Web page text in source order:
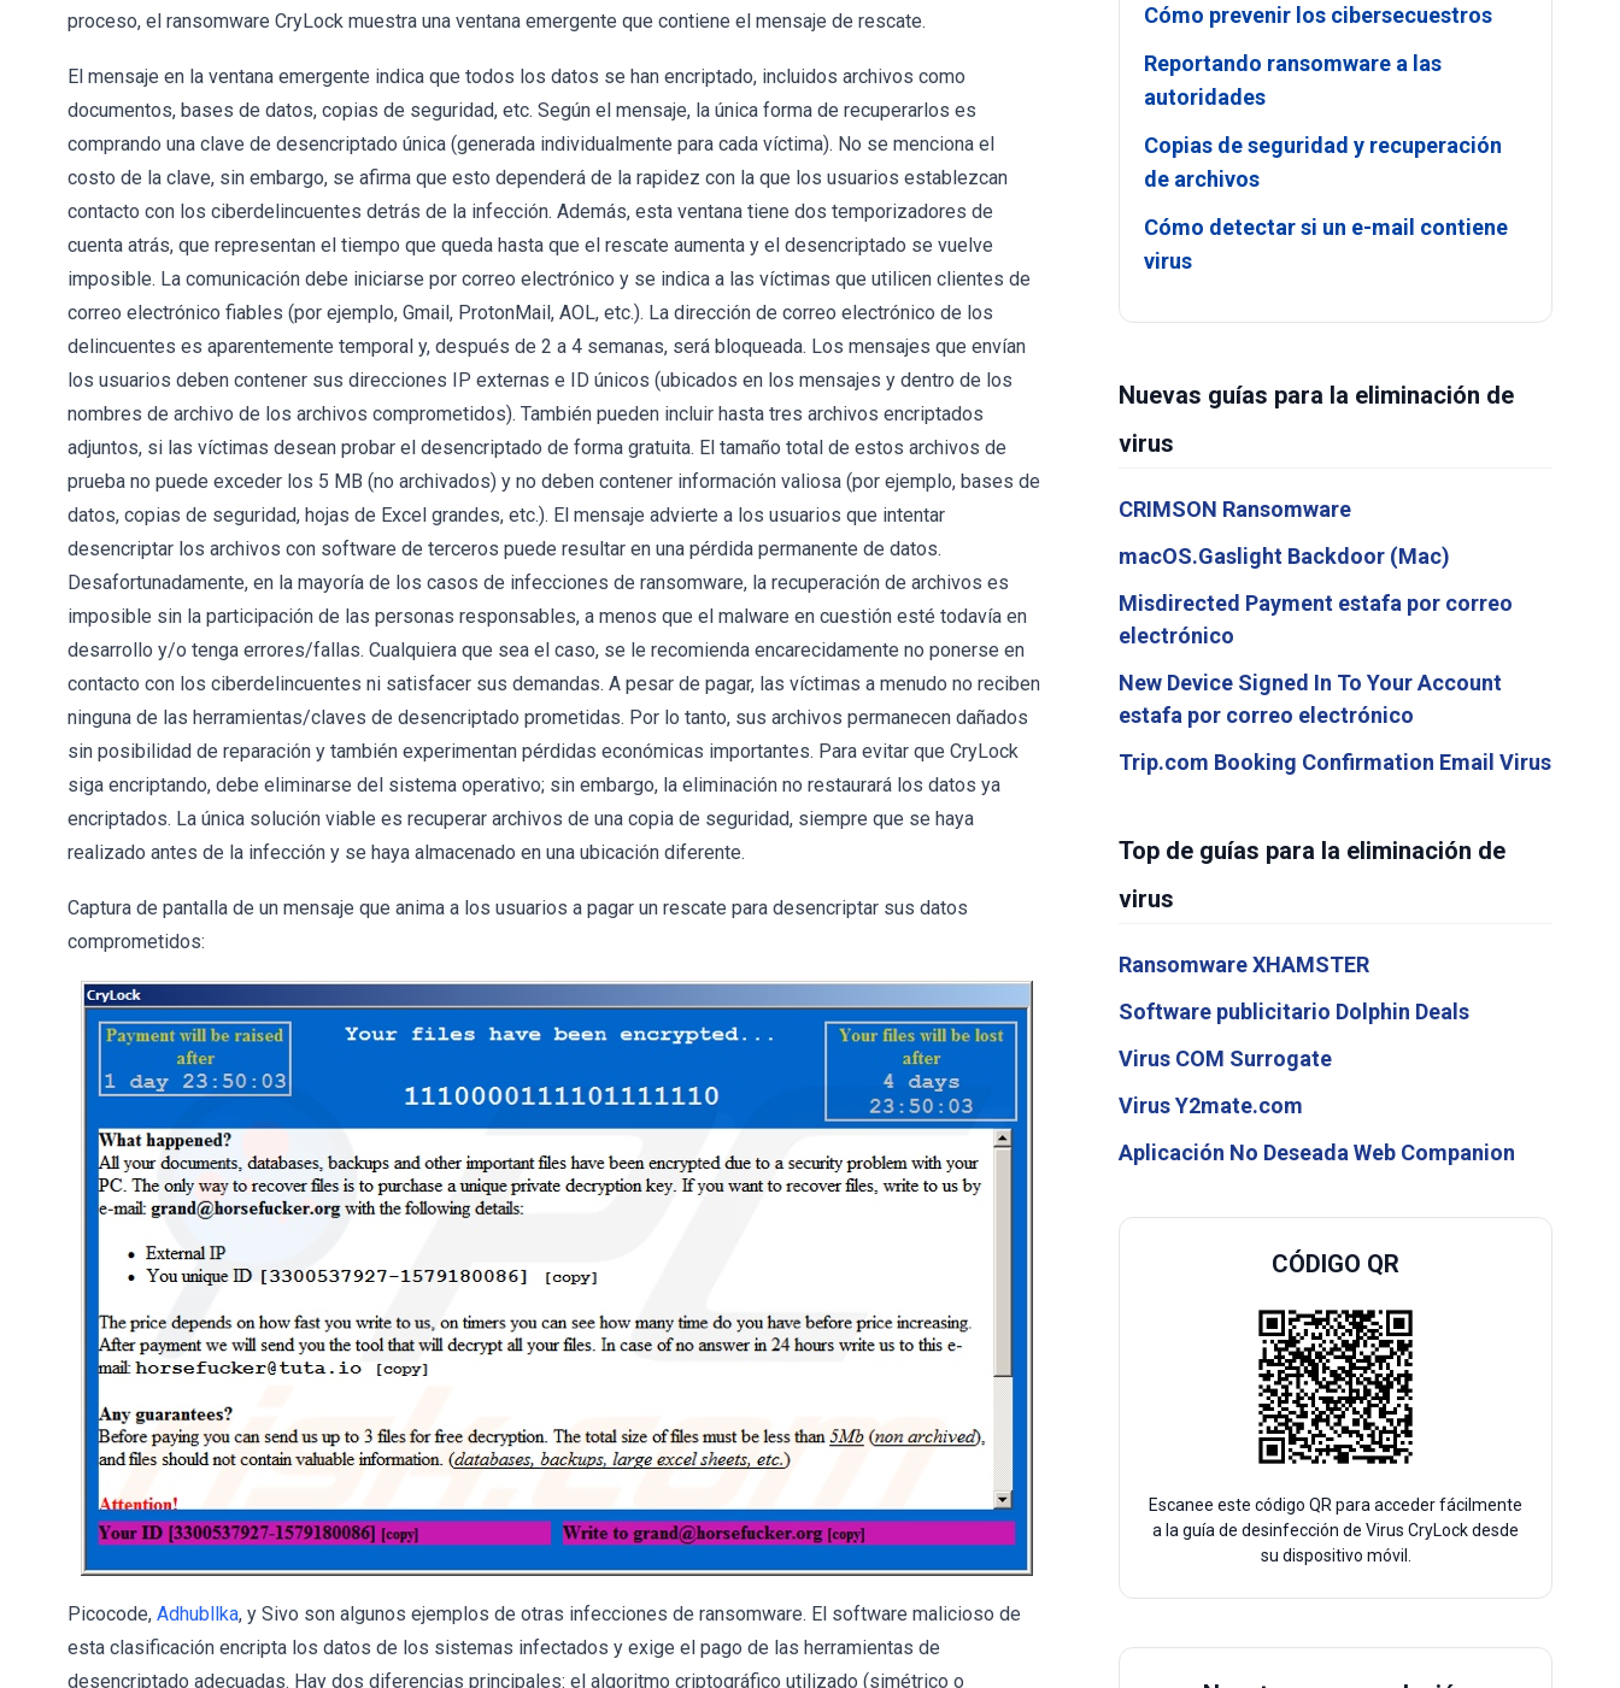
proceso, el ransomware CryLock muestra una ventana emergente que contiene el mensaje de rescate.
El mensaje en la ventana emergente indica que todos los datos se han encriptado, incluidos archivos como
documentos, bases de datos, copias de seguridad, etc. Según el mensaje, la única forma de recuperarlos es
comprando una clave de desencriptado única (generada individualmente para cada víctima). No se menciona el
costo de la clave, sin embargo, se afirma que esto dependerá de la rapidez con la que los usuarios establezcan
contacto con los ciberdelincuentes detrás de la infección. Además, esta ventana tiene dos temporizadores de
cuenta atrás, que representan el tiempo que queda hasta que el rescate aumenta y el desencriptado se vuelve
imposible. La comunicación debe iniciarse por correo electrónico y se indica a las víctimas que utilicen clientes de
correo electrónico fiables (por ejemplo, Gmail, ProtonMail, AOL, etc.). La dirección de correo electrónico de los
delincuentes es aparentemente temporal y, después de 2 a 4 semanas, será bloqueada. Los mensajes que envían
los usuarios deben contener sus direcciones IP externas e ID únicos (ubicados en los mensajes y dentro de los
nombres de archivo de los archivos comprometidos). También pueden incluir hasta tres archivos encriptados
adjuntos, si las víctimas desean probar el desencriptado de forma gratuita. El tamaño total de estos archivos de
prueba no puede exceder los 5 MB (no archivados) y no deben contener información valiosa (por ejemplo, bases de
datos, copias de seguridad, hojas de Excel grandes, etc.). El mensaje advierte a los usuarios que intentar
desencriptar los archivos con software de terceros puede resultar en una pérdida permanente de datos.
Desafortunadamente, en la mayoría de los casos de infecciones de ransomware, la recuperación de archivos es
imposible sin la participación de las personas responsables, a menos que el malware en cuestión esté todavía en
desarrollo y/o tenga errores/fallas. Cualquiera que sea el caso, se le recomienda encarecidamente no ponerse en
contacto con los ciberdelincuentes ni satisfacer sus demandas. A pesar de pagar, las víctimas a menudo no reciben
ninguna de las herramientas/claves de desencriptado prometidas. Por lo tanto, sus archivos permanecen dañados
sin posibilidad de reparación y también experimentan pérdidas económicas importantes. Para evitar que CryLock
siga encriptando, debe eliminarse del sistema operativo; sin embargo, la eliminación no restaurará los datos ya
encriptados. La única solución viable es recuperar archivos de una copia de seguridad, siempre que se haya
realizado antes de la infección y se haya almacenado en una ubicación diferente.
Captura de pantalla de un mensaje que anima a los usuarios a pagar un rescate para desencriptar sus datos
comprometidos:
Picocode, Adhubllka, y Sivo son algunos ejemplos de otras infecciones de ransomware. El software malicioso de
esta clasificación encripta los datos de los sistemas infectados y exige el pago de las herramientas de
desencriptado adecuadas. Hay dos diferencias principales: el algoritmo criptográfico utilizado (simétrico o
Cómo prevenir los cibersecuestros
Reportando ransomware a las
autoridades
Copias de seguridad y recuperación
de archivos
Cómo detectar si un e-mail contiene
virus
Nuevas guías para la eliminación de
virus
CRIMSON Ransomware
macOS.Gaslight Backdoor (Mac)
Misdirected Payment estafa por correo
electrónico
New Device Signed In To Your Account
estafa por correo electrónico
Trip.com Booking Confirmation Email Virus
Top de guías para la eliminación de
virus
Ransomware XHAMSTER
Software publicitario Dolphin Deals
Virus COM Surrogate
Virus Y2mate.com
Aplicación No Deseada Web Companion
CÓDIGO QR
Escanee este código QR para acceder fácilmente
a la guía de desinfección de Virus CryLock desde
su dispositivo móvil.